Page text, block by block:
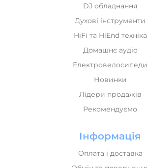
HiFi та HiEnd техніка
Домашнє аудіо
Електровелосипеди
Новинки
Лідери продажів
Рекомендуємо
Інформація
Обмін та повернення
Про нас